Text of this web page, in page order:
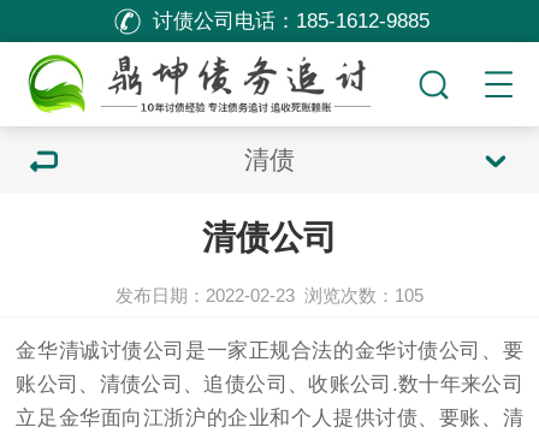
讨债公司电话： 185-1612-9885
清债
清债公司
发布日期：2022-02-23 浏览次数： 105
金华清诚讨债公司 是一家正规合法的金华讨债公司 、 要
账公司 、清债公司、追债公司、收账公司.数十年来公司
立足金华面向江浙沪的企业和个人提供讨债、要账、清